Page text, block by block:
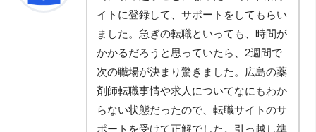
イトに登録して、サポートをしてもらい
ました。急ぎの転職といっても、時間が
かかるだろうと思っていたら、2週間で
次の職場が決まり驚きました。広島の薬
剤師転職事情や求人についてなにもわか
らない状態だったので、転職サイトのサ
ポートを受けて正解でした。引っ越し準